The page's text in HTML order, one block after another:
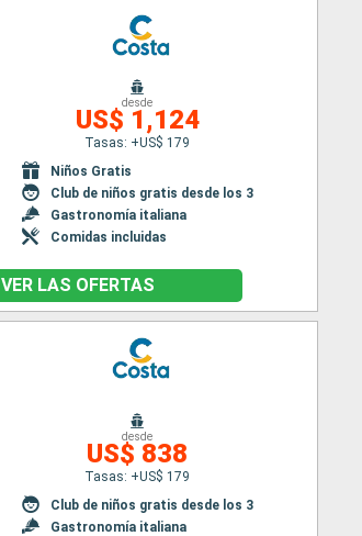
desde
US$ 1,124
Tasas: +US$ 179
Niños Gratis
Club de niños gratis desde los 3
Gastronomía italiana
Comidas incluidas
VER LAS OFERTAS
desde
US$ 838
Tasas: +US$ 179
Club de niños gratis desde los 3
Gastronomía italiana